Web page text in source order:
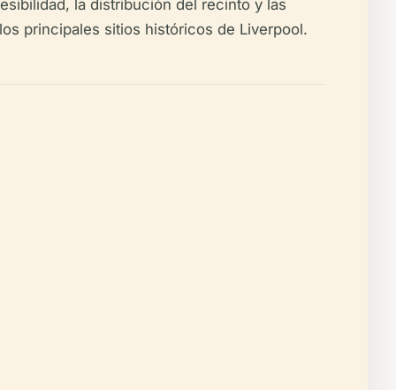
la distribución del recinto y las
principales sitios históricos de Liverpool.